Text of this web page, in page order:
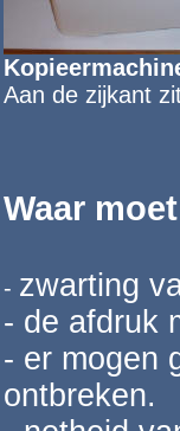
Aan de zijkant
Waar
- zwarting
- de afdruk
- er mogen
ontbreken.